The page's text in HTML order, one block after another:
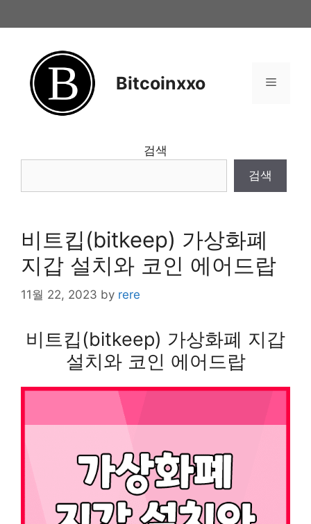
to
Bitcoinxxo Menu
검색
검색
비트킵(bitkeep) 가상화폐
지갑 설치와 코인 에어드랍
11월 22, 2023 by rere
비트킵(bitkeep) 가상화폐 지갑
설치와 코인 에어드랍